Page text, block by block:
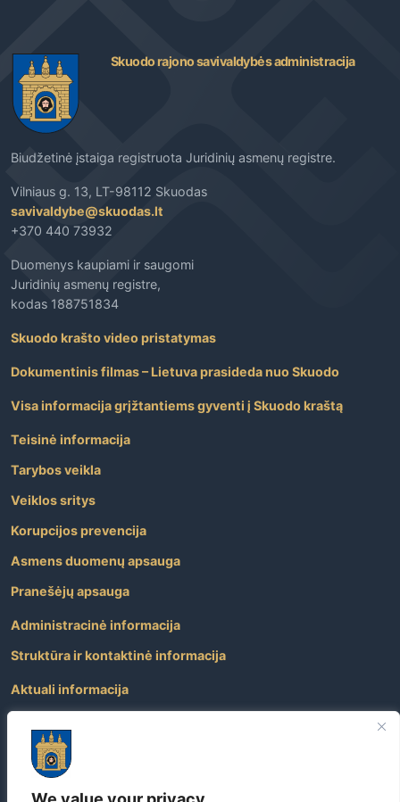
Skuodo rajono savivaldybės administracija
Biudžetinė įstaiga registruota Juridinių asmenų registre.
Vilniaus g. 13, LT-98112 Skuodas
savivaldybe@skuodas.lt
+370 440 73932
Duomenys kaupiami ir saugomi
Juridinių asmenų registre,
kodas 188751834
Skuodo krašto video pristatymas
Dokumentinis filmas – Lietuva prasideda nuo Skuodo
Visa informacija grįžtantiems gyventi į Skuodo kraštą
Teisinė informacija
Tarybos veikla
Veiklos sritys
Korupcijos prevencija
Asmens duomenų apsauga
Pranešėjų apsauga
Administracinė informacija
Struktūra ir kontaktinė informacija
Aktuali informacija
Atviri duomenys
Nuorodos